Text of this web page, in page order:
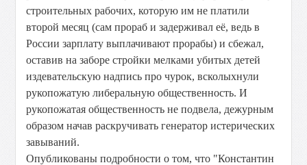
строительных рабочих, которую им не платили
второй месяц (сам прораб и задерживал её, ведь в
России зарплату выплачивают прорабы) и сбежал,
оставив на заборе стройки мелками убитых детей
издевательскую надпись про чурок, всколыхнули
рукопожатую либеральную общественность. И
рукопожатая общественность не подвела, дежурным
образом начав раскручивать генератор истерических
завываний.
Опубликованы подробности о том, что "Константин